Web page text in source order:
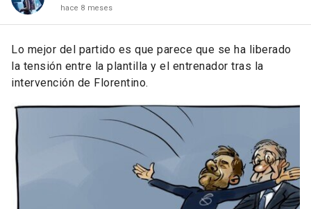
hace 8 meses
Lo mejor del partido es que parece que se ha liberado
la tensión entre la plantilla y el entrenador tras la
intervención de Florentino.